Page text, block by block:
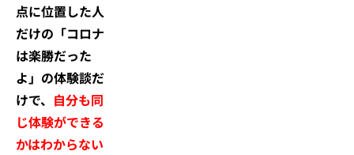
点に位置した人
だけの「コロナ
は楽勝だった
よ」の体験談だ
けで、 自分も同
じ体験ができる
かはわからない